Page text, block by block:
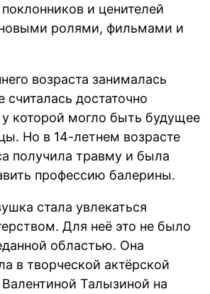
и ценителей
новыми ролями, фильмами и
возраста занималась
достаточно
у которой могло быть будущее
Но в 14-летнем возрасте
получила травму и была
профессию балерины.
стала увлекаться
Для неё это не было
областью. Она
в творческой актёрской
Талызиной на